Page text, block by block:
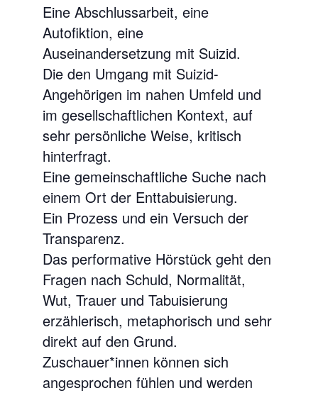
Eine Abschlussarbeit, eine
Autofiktion, eine
Auseinandersetzung mit Suizid.
Die den Umgang mit Suizid-
Angehörigen im nahen Umfeld und
im gesellschaftlichen Kontext, auf
sehr persönliche Weise, kritisch
hinterfragt.
Eine gemeinschaftliche Suche nach
einem Ort der Enttabuisierung.
Ein Prozess und ein Versuch der
Transparenz.
Das performative Hörstück geht den
Fragen nach Schuld, Normalität,
Wut, Trauer und Tabuisierung
erzählerisch, metaphorisch und sehr
direkt auf den Grund.
Zuschauer*innen können sich
angesprochen fühlen und werden